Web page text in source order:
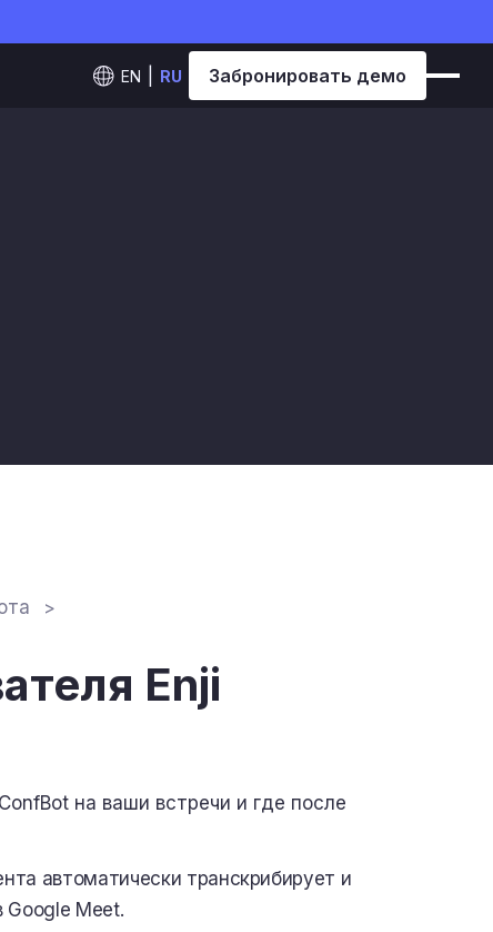
EN RU Забронировать демо
Enji
на ваши встречи и где после
автоматически транскрибирует и
Google Meet.